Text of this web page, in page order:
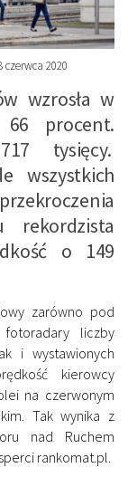
czerwca 2020
wzrosła w
procent.
tysięcy.
wszystkich
rekordzista
o 149
zarówno pod
fotoradary liczby
i wystawionych
kierowcy
na czerwonym
Tak wynika z
nad Ruchem
rankomat.pl.